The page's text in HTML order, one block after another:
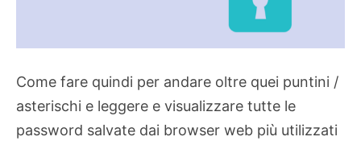
Come fare quindi per andare oltre quei puntini /
asterischi e leggere e visualizzare tutte le
password salvate dai browser web più utilizzati